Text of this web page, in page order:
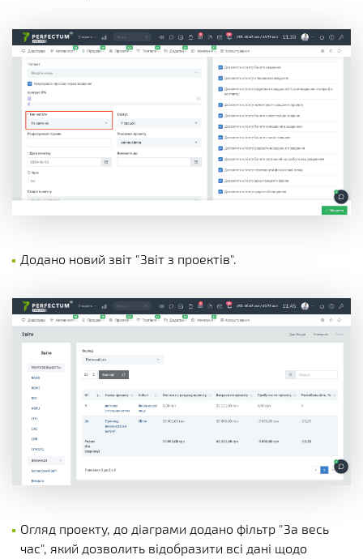
Додано новий звіт "Звіт з проектів".
Огляд проекту, до діаграми додано фільтр "За весь
час", який дозволить відобразити всі дані щодо